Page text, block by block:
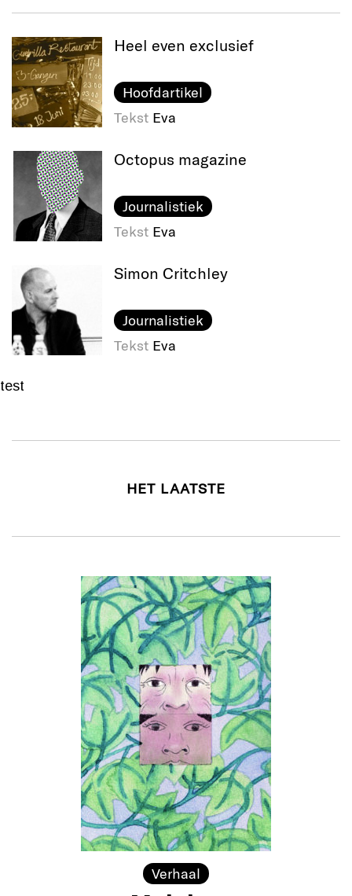
Heel even exclusief
Hoofdartikel
Tekst Eva
Octopus magazine
Journalistiek
Tekst Eva
Simon Critchley
Journalistiek
Tekst Eva
test
HET LAATSTE
Verhaal